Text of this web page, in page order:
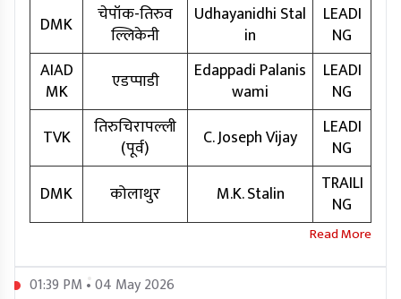
DMK
चेपॉक-तिरुव
ल्लिकेनी
Udhayanidhi Stal
in
LEADI
NG
AIAD
MK
एडप्पाडी
Edappadi Palanis
wami
LEADI
NG
TVK
तिरुचिरापल्ली
(पूर्व)
C. Joseph Vijay
LEADI
NG
DMK
कोलाथुर M.K. Stalin
TRAILI
NG
01:39 PM • 04 May 2026